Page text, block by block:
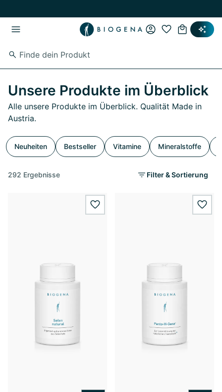
Unsere Produkte im Überblick
Alle unsere Produkte im Überblick. Qualität Made in
Austria.
Neuheiten Bestseller Vitamine Mineralstoffe
292 Ergebnisse Filter & Sortierung
wishlist.add